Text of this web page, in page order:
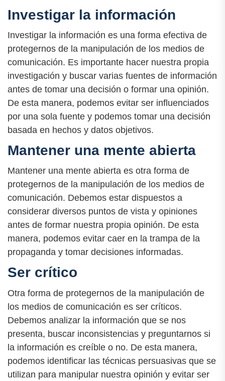
Investigar la información
Investigar la información es una forma efectiva de
protegernos de la manipulación de los medios de
comunicación. Es importante hacer nuestra propia
investigación y buscar varias fuentes de información
antes de tomar una decisión o formar una opinión.
De esta manera, podemos evitar ser influenciados
por una sola fuente y podemos tomar una decisión
basada en hechos y datos objetivos.
Mantener una mente abierta
Mantener una mente abierta es otra forma de
protegernos de la manipulación de los medios de
comunicación. Debemos estar dispuestos a
considerar diversos puntos de vista y opiniones
antes de formar nuestra propia opinión. De esta
manera, podemos evitar caer en la trampa de la
propaganda y tomar decisiones informadas.
Ser crítico
Otra forma de protegernos de la manipulación de
los medios de comunicación es ser críticos.
Debemos analizar la información que se nos
presenta, buscar inconsistencias y preguntarnos si
la información es creíble o no. De esta manera,
podemos identificar las técnicas persuasivas que se
utilizan para manipular nuestra opinión y evitar ser